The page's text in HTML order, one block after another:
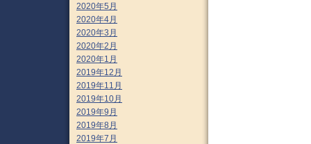
2020年5月
2020年4月
2020年3月
2020年2月
2020年1月
2019年12月
2019年11月
2019年10月
2019年9月
2019年8月
2019年7月